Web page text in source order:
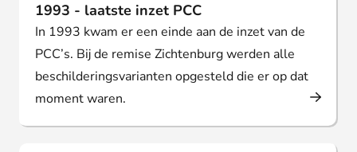
1993 - laatste inzet PCC
In 1993 kwam er een einde aan de inzet van de
PCC’s. Bij de remise Zichtenburg werden alle
beschilderingsvarianten opgesteld die er op dat
moment waren.